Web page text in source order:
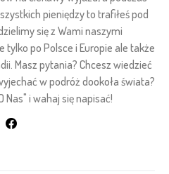
pieniędzy to trafiłeś pod
się z Wami naszymi
po Polsce i Europie ale także
Masz pytania? Chcesz wiedzieć
w podróż dookoła świata?
Nas" i wahaj się napisać!